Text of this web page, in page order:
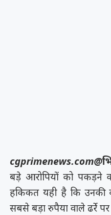
बड़े आरोपियों को पकड़ने
हकिकत यही है कि उनकी
सबसे बड़ा रुपैया वाले ढर्रे